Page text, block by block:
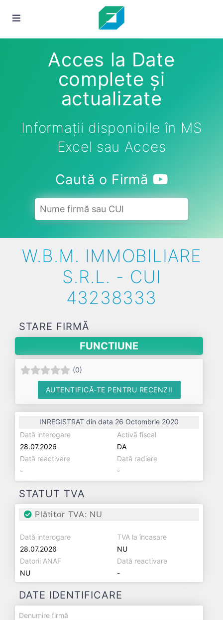
Acces la Date
complete și
actualizate
Informații disponibile în MS
Excel sau Acces
Caută o Firmă
W.B.M. IMMOBILIARE
S.R.L. - CUI
43238333
STARE FIRMĂ
FUNCTIUNE
(0)
AUTENTIFICĂ-TE PENTRU RECENZII
INREGISTRAT din data 26 Octombrie 2020
Dată interogare
28.07.2026
Activă fiscal
DA
Dată reactivare
-
Dată radiere
-
STATUT TVA
Plătitor TVA: NU
Dată interogare
28.07.2026
TVA la încasare
NU
Datorii ANAF
NU
Dată reactivare
-
DATE IDENTIFICARE
Denumire firmă